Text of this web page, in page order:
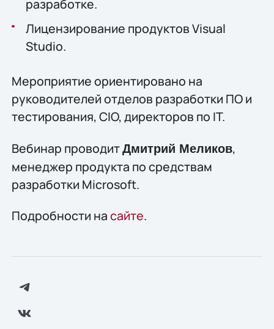
разработке.
Лицензирование продуктов Visual
Studio.
Мероприятие ориентировано на
руководителей отделов разработки ПО и
тестирования, CIO, директоров по IT.
Вебинар проводитДмитрий Меликов,
менеджер продукта по средствам
разработки Microsoft.
Подробности насайте.